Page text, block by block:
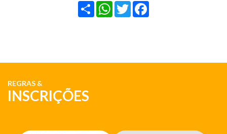
Share WhatsApp
Twitter
REGRAS &
INSCRIÇÕES